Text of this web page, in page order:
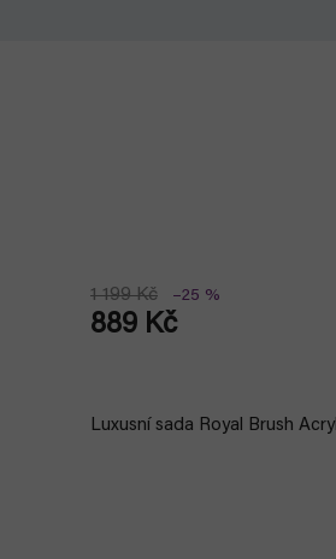
1 199 Kč –25 %
889 Kč
Luxusní sada Royal Brush